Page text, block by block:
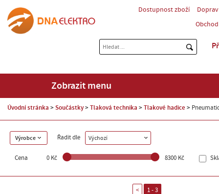
Dostupnost zboží
Zobrazit menu
Úvodní stránka Součástky Tlaková technika Tlakové hadice
Výrobce Řadit dle Výchozí
Cena 0 Kč 8300 Kč
< 1 - 3